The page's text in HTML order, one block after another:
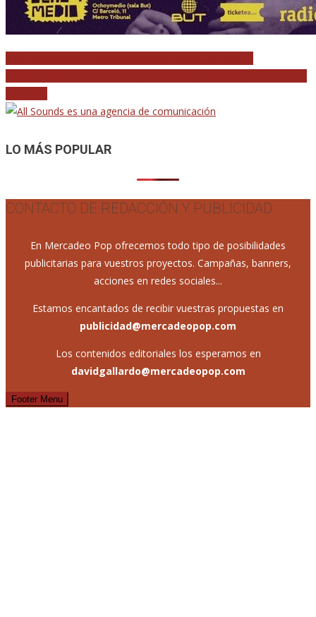
de
entradas
LO MÁS POPULAR
CONTACTO DE REDACCIÓN Y PUBLICIDAD
En Mercadeo Pop ofrecemos todo tipo de posibilidades
publicitarias para vuestros proyectos. Campañas, banners,
acciones en redes sociales...
Estamos encantados de recibir vuestras propuestas en
publicidad@mercadeopop.com
Los contenidos editoriales los esperamos en
davidgallardo@mercadeopop.com
Footer Menu